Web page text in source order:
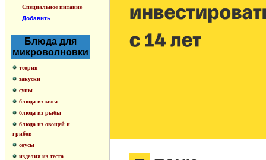
Специальное питание
Добавить
Блюда для
микроволновки
теория
закуски
супы
блюда из мяса
блюда из рыбы
блюда из овощей и
грибов
соусы
изделия из теста